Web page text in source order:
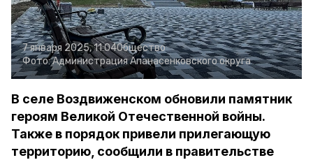
7 января 2025, 11:04Общество
Фото:Администрация Апанасенковского округа
В селе Воздвиженском обновили памятник
героям Великой Отечественной войны.
Также в порядок привели прилегающую
территорию, сообщили в правительстве